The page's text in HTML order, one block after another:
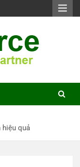
hiệu quả